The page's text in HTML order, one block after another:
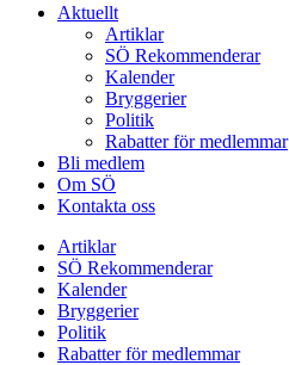
Aktuellt
Artiklar
SÖ Rekommenderar
Kalender
Bryggerier
Politik
Rabatter för medlemmar
Bli medlem
Om SÖ
Kontakta oss
Artiklar
SÖ Rekommenderar
Kalender
Bryggerier
Politik
Rabatter för medlemmar